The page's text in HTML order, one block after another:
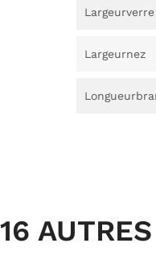
Largeurverre
Largeurnez
16